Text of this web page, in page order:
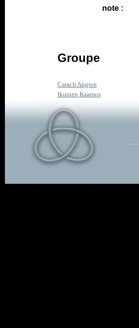
note :
Groupe
Carach Angren
Ikuinen Kaamos